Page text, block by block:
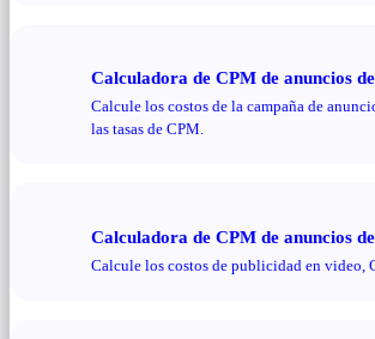
Calculadora de CPM de anuncios
Calcule los costos de la campaña de
las tasas de CPM.
Calculadora de CPM de anuncios
Calcule los costos de publicidad en video,